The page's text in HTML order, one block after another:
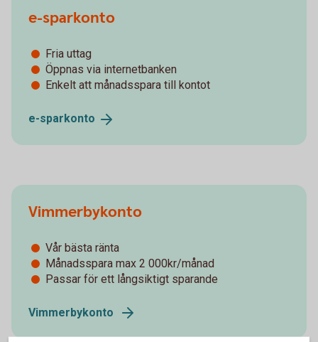
e-sparkonto
Fria uttag
Öppnas via internetbanken
Enkelt att månadsspara till kontot
e-sparkonto
Vimmerbykonto
Vår bästa ränta
Månadsspara max 2 000kr/månad
Passar för ett långsiktigt sparande
Vimmerbykonto